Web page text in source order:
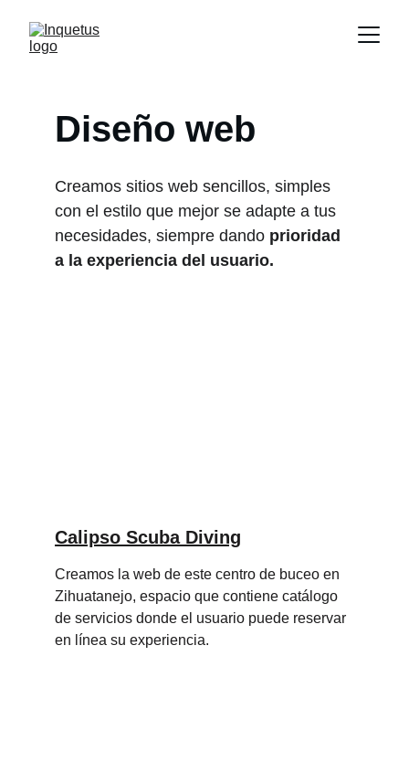
Diseño web
Creamos sitios web sencillos, simples
con el estilo que mejor se adapte a tus
necesidades, siempre dando prioridad
a la experiencia del usuario.
Calipso Scuba Diving
Creamos la web de este centro de buceo en
Zihuatanejo, espacio que contiene catálogo
de servicios donde el usuario puede reservar
en línea su experiencia.